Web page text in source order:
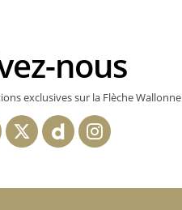
nous
exclusives sur la Flèche Wallonne